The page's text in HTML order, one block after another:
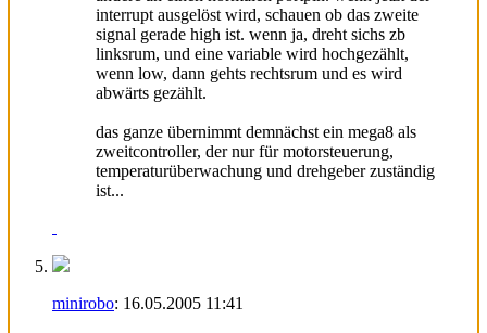
interrupt ausgelöst wird, schauen ob das zweite
signal gerade high ist. wenn ja, dreht sichs zb
linksrum, und eine variable wird hochgezählt,
wenn low, dann gehts rechtsrum und es wird
abwärts gezählt.
das ganze übernimmt demnächst ein mega8 als
zweitcontroller, der nur für motorsteuerung,
temperaturüberwachung und drehgeber zuständig
ist...
minirobo: 16.05.2005 11:41